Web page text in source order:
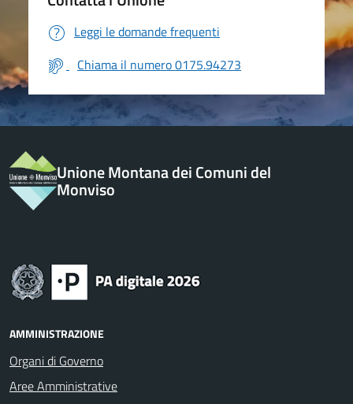
Leggi le domande frequenti
Chiama il numero 0175.94273
Unione Montana dei Comuni del
Monviso
AMMINISTRAZIONE
Organi di Governo
Aree Amministrative